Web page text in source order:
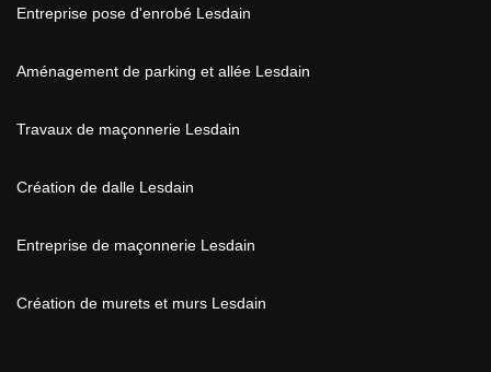
Entreprise pose d'enrobé Lesdain
Aménagement de parking et allée Lesdain
Travaux de maçonnerie Lesdain
Création de dalle Lesdain
Entreprise de maçonnerie Lesdain
Création de murets et murs Lesdain